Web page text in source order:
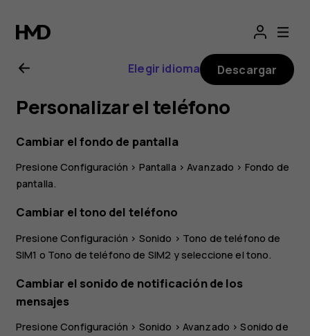
Manual
del
usuario
de
Nokia
C01
Plus
Elegir idioma Descargar
Personalizar el teléfono
Cambiar el fondo de pantalla
PresioneConfiguración > Pantalla >Avanzado > Fondo de
pantalla.
Cambiar el tono del teléfono
PresioneConfiguración > Sonido > Tono de teléfono de
SIM1 o Tono de teléfono de SIM2 y seleccione el tono.
Cambiar el sonido de notificación de los
mensajes
PresioneConfiguración > Sonido > Avanzado >Sonido de